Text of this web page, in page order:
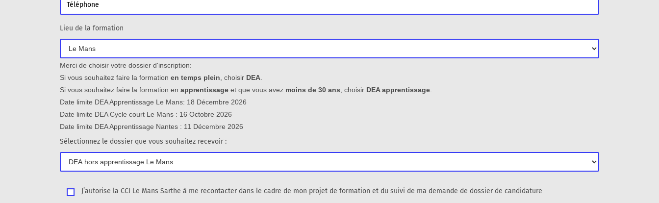
l
a
i
s
e
r
c
e
c
p
Lieu de la formation
Merci de choisir votre dossier d'inscription:
Si vous souhaitez faire la formation en temps plein , choisir DEA
Si vous souhaitez faire la formation en apprentissage et que vous avez moins de 30 ans , choisir DEA apprentissage
Date limite DEA Apprentissage Le Mans: 18 Décembre 2026
Date limite DEA Cycle court Le Mans : 16 Octobre 2026
Date limite DEA Apprentissage Nantes : 11 Décembre 2026
Sélectionnez le dossier que vous souhaitez recevoir :
J’autorise la CCI Le Mans Sarthe à me recontacter dans le cadre de mon projet de formation et du suivi de ma demande de dossier de candidature